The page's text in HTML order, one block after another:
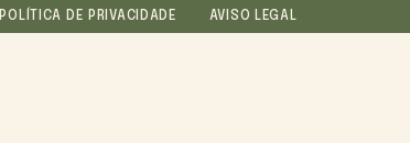
POLÍTICA DE PRIVACIDADE AVISO LEGAL